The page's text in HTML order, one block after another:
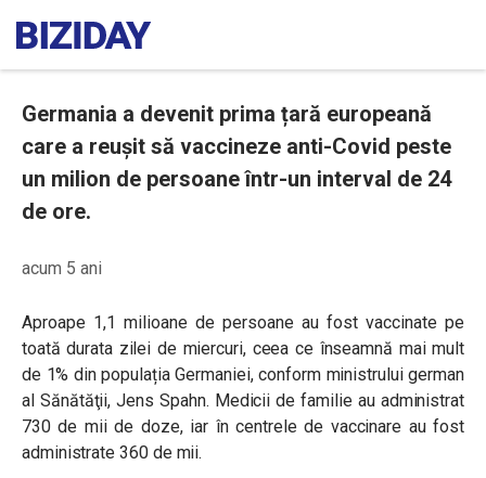
Germania a devenit prima țară europeană
care a reușit să vaccineze anti-Covid peste
un milion de persoane într-un interval de 24
de ore.
acum 5 ani
Aproape 1,1 milioane de persoane au fost vaccinate pe
toată durata zilei de miercuri, ceea ce înseamnă mai mult
de 1% din populația Germaniei, conform ministrului german
al Sănătăţii, Jens Spahn. Medicii de familie au administrat
730 de mii de doze, iar în centrele de vaccinare au fost
administrate 360 de mii.